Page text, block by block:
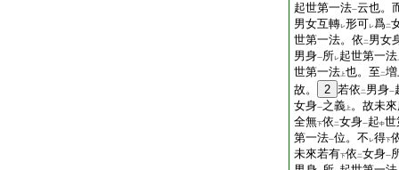
起世第一法一云也。
男女互轉レ形可レ爲二
世第一法。依 二 男女
男身一所レ起世第一法
世第一法 上也。至 二
故。
2 若依 二 男身一
女身一之義 上 。故未
全無下依 二女身一起中世
第一法一位。不 レ得下
未來若有下依 二女身一